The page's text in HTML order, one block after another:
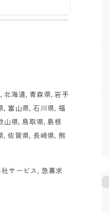
北海道, 青森県, 岩手
, 富山県, 石川県, 福
山県, 鳥取県, 島根
, 佐賀県, 長崎県, 熊
サービス, 急募求